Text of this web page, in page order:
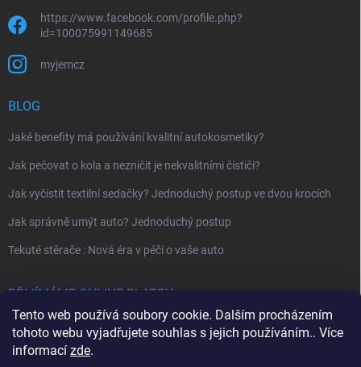
Tento web používá soubory cookie. Dalším procházením
tohoto webu vyjadřujete souhlas s jejich používáním.. Více
informací zde.
https://www.facebook.com/profile.php?
id=100075991149685
myjemcz
BLOG
Jaké benefity má používání kvalitní autokosmetiky?
Jak pečovat o kola a nezničit je nekvalitními čističi?
Jak vyčistit textilní sedačky? Jednoduchý postup ve dvou krocích
Jak správně umýt auto? Jednoduchý postup
Tekuté stěrače : Nová éra v péči o vaše auto
PŘIJÍMÁME ONLINE PLATBY